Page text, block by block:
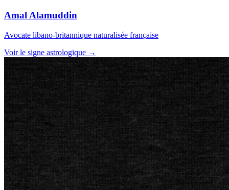
Amal Alamuddin
Avocate libano-britannique naturalisée française
Voir le signe astrologique →